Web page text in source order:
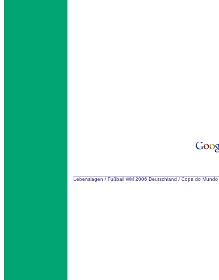
Lebenslagen / Fußball WM 2006 Deutschland / Copa do